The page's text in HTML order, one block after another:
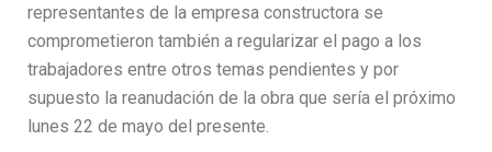
representantes de la empresa constructora se
comprometieron también a regularizar el pago a los
trabajadores entre otros temas pendientes y por
supuesto la reanudación de la obra que sería el próximo
lunes 22 de mayo del presente.